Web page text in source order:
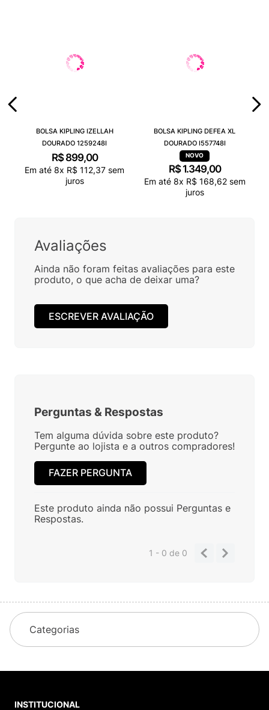
BOLSA KIPLING IZELLAH
DOURADO 1259248I
R$ 899,00
Em até 8x R$ 112,37 sem
juros
BOLSA KIPLING DEFEA XL
DOURADO I557748I
R$ 1.349,00
Em até 8x R$ 168,62sem
juros
Avaliações
Ainda não foram feitas avaliações para este
produto, o que acha de deixar uma?
ESCREVER AVALIAÇÃO
Perguntas & Respostas
Tem alguma dúvida sobre este produto?
Pergunte ao lojista e a outros compradores!
FAZER PERGUNTA
Este produto ainda não possui Perguntas e
Respostas.
1 - 0de 0
Categorias
INSTITUCIONAL